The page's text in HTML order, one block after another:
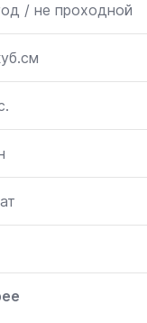
/ не проходной